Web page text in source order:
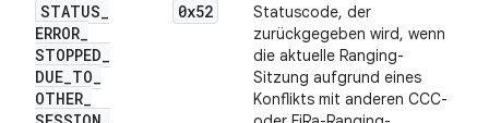
STATUS_
ERROR_
STOPPED_
DUE_TO_
OTHER_
0x52
Statuscode, der
zurückgegeben wird, wenn
die aktuelle Ranging-
Sitzung aufgrund eines
Konflikts mit anderen CCC-